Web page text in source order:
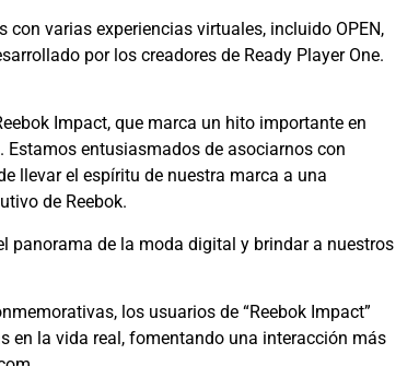
varias experiencias virtuales, incluido OPEN,
por los creadores de Ready Player One.
Impact, que marca un hito importante en
entusiasmados de asociarnos con
llevar el espíritu de nuestra marca a una
de Reebok.
panorama de la moda digital y brindar a nuestros
los usuarios de “Reebok Impact”
en la vida real, fomentando una interacción más